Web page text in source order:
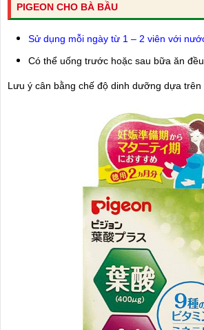
PIGEON CHO BÀ BẦU
Sử dụng mỗi ngày từ 1 – 2 viên với
Có thể uống trước hoặc sau bữa ăn
Lưu ý cân bằng chế độ dinh dưỡng dựa trên